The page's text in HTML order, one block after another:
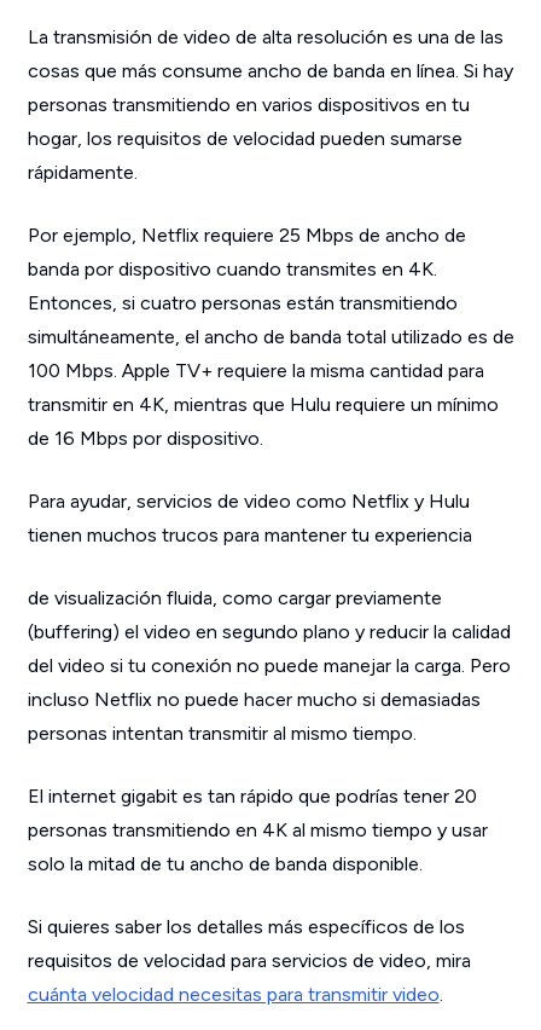
La transmisión de video de alta resolución es una de las
cosas que más consume ancho de banda en línea. Si hay
personas transmitiendo en varios dispositivos en tu
hogar, los requisitos de velocidad pueden sumarse
rápidamente.
Por ejemplo, Netflix requiere 25 Mbps de ancho de
banda por dispositivo cuando transmites en 4K.
Entonces, si cuatro personas están transmitiendo
simultáneamente, el ancho de banda total utilizado es de
100 Mbps. Apple TV+ requiere la misma cantidad para
transmitir en 4K, mientras que Hulu requiere un mínimo
de 16 Mbps por dispositivo.
Para ayudar, servicios de video como Netflix y Hulu
tienen muchos trucos para mantener tu experiencia
de visualización fluida, como cargar previamente
(buffering) el video en segundo plano y reducir la calidad
del video si tu conexión no puede manejar la carga. Pero
incluso Netflix no puede hacer mucho si demasiadas
personas intentan transmitir al mismo tiempo.
El internet gigabit es tan rápido que podrías tener 20
personas transmitiendo en 4K al mismo tiempo y usar
solo la mitad de tu ancho de banda disponible.
Si quieres saber los detalles más específicos de los
requisitos de velocidad para servicios de video, mira
cuánta velocidad necesitas para transmitir video.